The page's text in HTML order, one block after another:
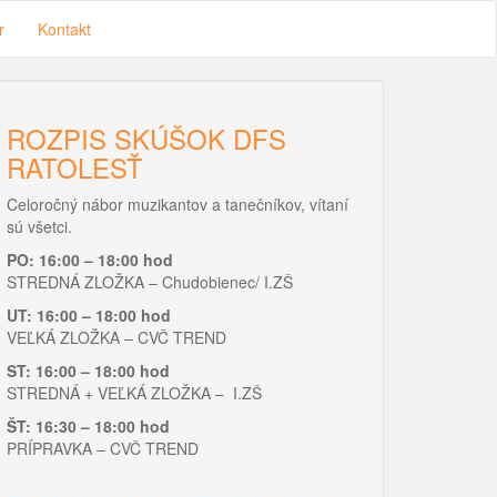
Kontakt
ROZPIS SKÚŠOK DFS
RATOLESŤ
Celoročný nábor muzikantov a tanečníkov, vítaní
sú všetci.
PO: 16:00 – 18:00 hod
STREDNÁ ZLOŽKA – Chudobienec/ I.ZŠ
UT: 16:00 – 18:00 hod
VEĽKÁ ZLOŽKA – CVČ TREND
ST: 16:00 – 18:00 hod
STREDNÁ + VEĽKÁ ZLOŽKA – I.ZŠ
ŠT: 16:30 – 18:00 hod
PRÍPRAVKA – CVČ TREND